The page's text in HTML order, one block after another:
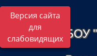
Версия сайта
для
слабовидящихМБОУ